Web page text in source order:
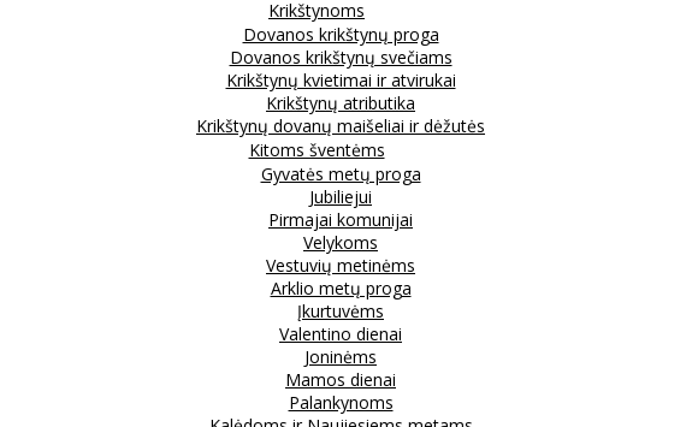
Krikštynoms
Dovanos krikštynų proga
Dovanos krikštynų svečiams
Krikštynų kvietimai ir atvirukai
Krikštynų atributika
Krikštynų dovanų maišeliai ir dėžutės
Kitoms šventėms
Gyvatės metų proga
Jubiliejui
Pirmajai komunijai
Velykoms
Vestuvių metinėms
Arklio metų proga
Įkurtuvėms
Valentino dienai
Joninėms
Mamos dienai
Palankynoms